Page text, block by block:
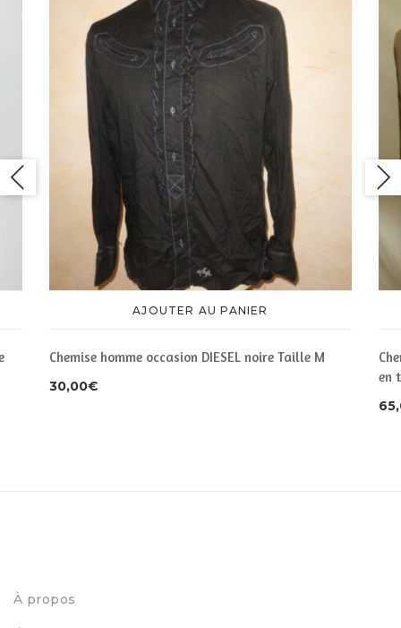
AJOUTER AU PANIER
Chemise homme occasion DIESEL noire Taille M
30,00€
en
À propos